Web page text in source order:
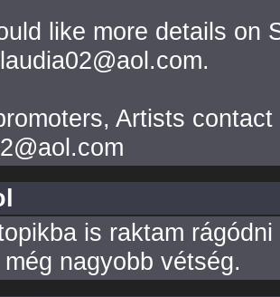
like more details on
Artists
is raktam rágódni
nagyobb vétség.